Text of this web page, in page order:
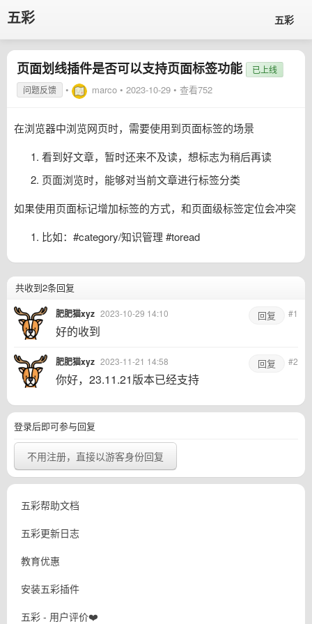
五彩 五彩
页面划线插件是否可以支持页面标签功能
已上线
问题反馈
• marco • 2023-10-29 • 查看752
在浏览器中浏览网页时，需要使用到页面标签的场景
看到好文章，暂时还来不及读，想标志为稍后再读
页面浏览时，能够对当前文章进行标签分类
如果使用页面标记增加标签的方式，和页面级标签定位会冲突
比如：#category/知识管理 #toread
共收到2条回复
肥肥猫xyz 2023-10-29 14:10 #1
回复
好的收到
肥肥猫xyz 2023-11-21 14:58 #2
回复
你好，23.11.21版本已经支持
登录后即可参与回复
不用注册，直接以游客身份回复
五彩帮助文档
五彩更新日志
教育优惠
安装五彩插件
五彩 - 用户评价❤️